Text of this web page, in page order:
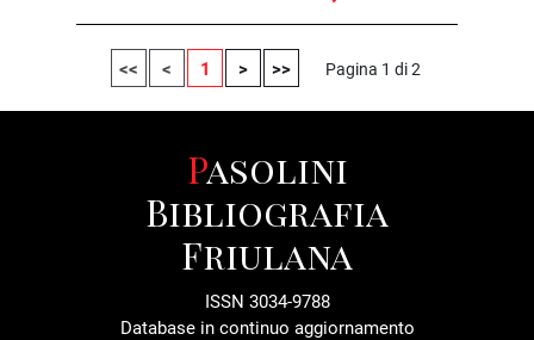
<< < 1 > >> Pagina 1 di 2
Pasolini
Bibliografia
Friulana
ISSN 3034-9788
Database in continuo aggiornamento